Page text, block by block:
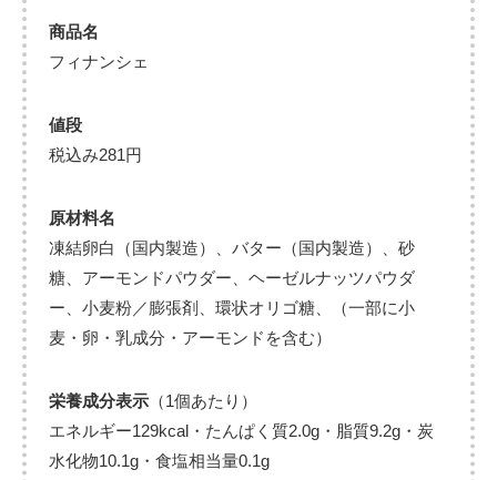
商品名
フィナンシェ
値段
税込み281円
原材料名
凍結卵白（国内製造）、バター（国内製造）、砂
糖、アーモンドパウダー、ヘーゼルナッツパウダ
ー、小麦粉／膨張剤、環状オリゴ糖、（一部に小
麦・卵・乳成分・アーモンドを含む）
栄養成分表示 （1個あたり）
エネルギー129kcal・たんぱく質2.0g・脂質9.2g・炭
水化物10.1g・食塩相当量0.1g